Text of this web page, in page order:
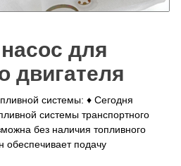
для
двигателя
системы: ♦ Сегодня
системы транспортного
без наличия топливного
обеспечивает подачу